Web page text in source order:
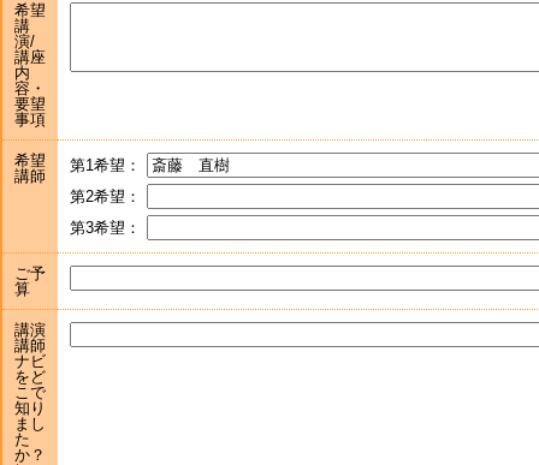
希望
講
演/
講座
内
容・
要望
事項
希望
講師
第1希望：
第2希望：
第3希望：
ご予
算
講演
講師
ナビ
をど
こで
知り
まし
た
か？